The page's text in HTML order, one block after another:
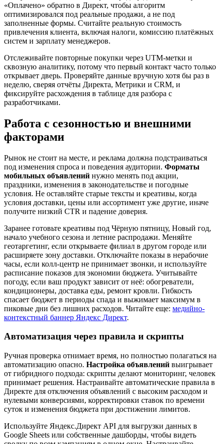
«Оплачено» обратно в Директ, чтобы алгоритм
оптимизировался под реальные продажи, а не под
заполненные формы. Считайте реальную стоимость
привлечения клиента, включая налоги, комиссию платёжных
систем и зарплату менеджеров.
Отслеживайте повторные покупки через UTM-метки и
сквозную аналитику, потому что первый контакт часто только
открывает дверь. Проверяйте данные вручную хотя бы раз в
неделю, сверяя отчёты Директа, Метрики и CRM, и
фиксируйте расхождения в таблице для разбора с
разработчиками.
Работа с сезонностью и внешними
факторами
Рынок не стоит на месте, и реклама должна подстраиваться
под изменения спроса и поведения аудитории. Форматы
мобильных объявлений нужно менять под акции,
праздники, изменения в законодательстве и погодные
условия. Не оставляйте старые тексты и креативы, когда
условия доставки, цены или ассортимент уже другие, иначе
получите низкий CTR и падение доверия.
Заранее готовьте креативы под Чёрную пятницу, Новый год,
начало учебного сезона и летние распродажи. Меняйте
геотаргетинг, если открываете филиал в другом городе или
расширяете зону доставки. Отключайте показы в нерабочие
часы, если колл-центр не принимает звонки, и используйте
расписание показов для экономии бюджета. Учитывайте
погоду, если ваш продукт зависит от неё: обогреватели,
кондиционеры, доставка еды, ремонт кровли. Гибкость
спасает бюджет в периоды спада и выжимает максимум в
пиковые дни без лишних расходов. Читайте еще: медийно-
контекстный баннер Яндекс Директ.
Автоматизация через правила и скрипты
Ручная проверка отнимает время, но полностью полагаться на
автоматизацию опасно. Настройка объявлений выигрывает
от гибридного подхода: скрипты делают мониторинг, человек
принимает решения. Настраивайте автоматические правила в
Директе для отключения объявлений с высоким расходом и
нулевыми конверсиями, корректировки ставок по времени
суток и изменения бюджета при достижении лимитов.
Используйте Яндекс.Директ API для выгрузки данных в
Google Sheets или собственные дашборды, чтобы видеть